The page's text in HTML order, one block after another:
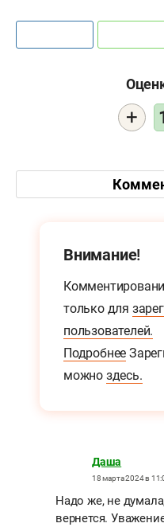
+
Внимание!
только для
пользователей.
Подробнее
можно здесь.
Даша
18 марта 2024 в
Надо же, не
вернется.